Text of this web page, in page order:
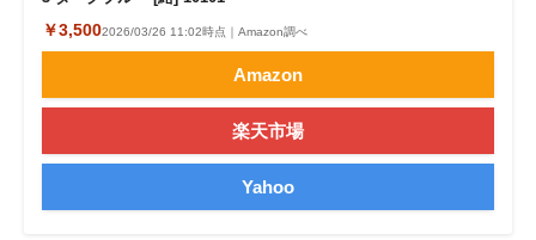
￥3,5002026/03/26 11:02時点｜Amazon調べ
Amazon
楽天市場
Yahoo